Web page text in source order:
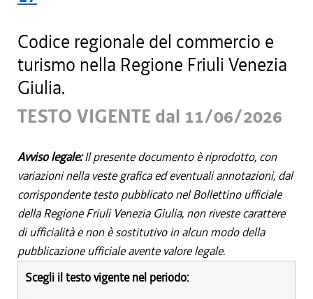
Codice regionale del commercio e
turismo nella Regione Friuli Venezia
Giulia.
TESTO VIGENTE dal 11/06/2026
Avviso legale:Il presente documento è riprodotto, con
variazioni nella veste grafica ed eventuali annotazioni, dal
corrispondente testo pubblicato nel Bollettino ufficiale
della Regione Friuli Venezia Giulia, non riveste carattere
di ufficialità e non è sostitutivo in alcun modo della
pubblicazione ufficiale avente valore legale.
Scegli il testo vigente nel periodo: